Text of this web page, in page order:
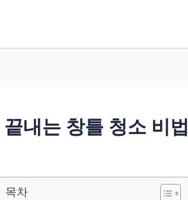
내는 창틀 청소 비법
목차